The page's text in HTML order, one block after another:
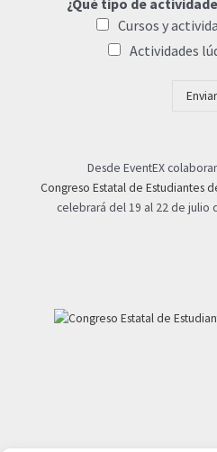
¿Qué tipo de
Cursos y
Actividades
Enviar
Desde EventEX
Congreso Estatal de Estudiantes
celebrará del 19 al 22 de julio